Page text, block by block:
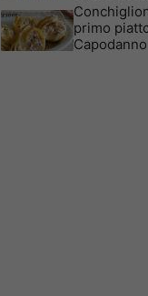
primo
Capodanno